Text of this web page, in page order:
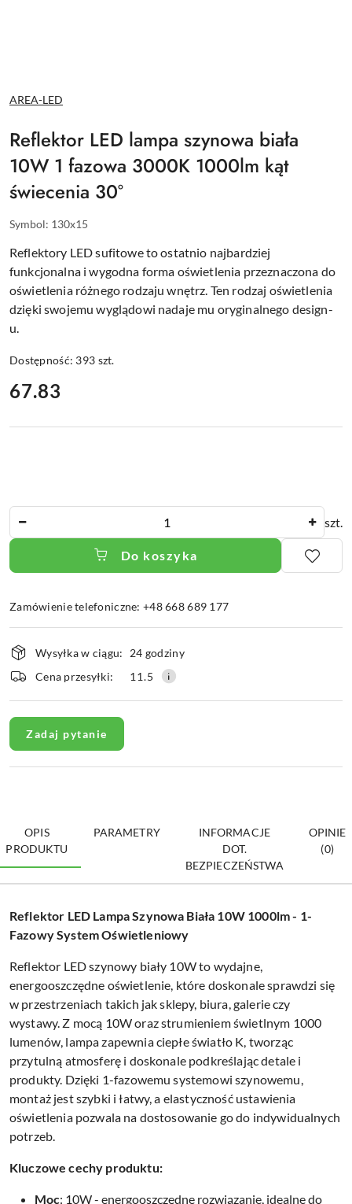
NAZWA
PRODUCENTA:
AREA-LED
Reflektor LED lampa szynowa biała
10W 1 fazowa 3000K 1000lm kąt
świecenia 30°
Symbol: 130x15
Reflektory LED sufitowe to ostatnio najbardziej
funkcjonalna i wygodna forma oświetlenia przeznaczona do
oświetlenia różnego rodzaju wnętrz. Ten rodzaj oświetlenia
dzięki swojemu wyglądowi nadaje mu oryginalnego design-
u.
Dostępność: 393 szt.
cena:
67.83
szt.
Do koszyka
Zamówienie telefoniczne: +48 668 689 177
Dostępność
i
dostawa
Wysyłka w ciągu:
24 godziny
Cena przesyłki:
11.5
Zadaj pytanie
OPIS
PRODUKTU
PARAMETRY
INFORMACJE
DOT.
BEZPIECZEŃSTWA
OPINIE
(0)
Reflektor LED Lampa Szynowa Biała 10W 1000lm - 1-
Fazowy System Oświetleniowy
Reflektor LED szynowy biały 10W to wydajne,
energooszczędne oświetlenie, które doskonale sprawdzi się
w przestrzeniach takich jak sklepy, biura, galerie czy
wystawy. Z mocą 10W oraz strumieniem świetlnym 1000
lumenów, lampa zapewnia ciepłe światło K, tworząc
przytulną atmosferę i doskonale podkreślając detale i
produkty. Dzięki 1-fazowemu systemowi szynowemu,
montaż jest szybki i łatwy, a elastyczność ustawienia
oświetlenia pozwala na dostosowanie go do indywidualnych
potrzeb.
Kluczowe cechy produktu:
Moc: 10W - energooszczędne rozwiązanie, idealne do